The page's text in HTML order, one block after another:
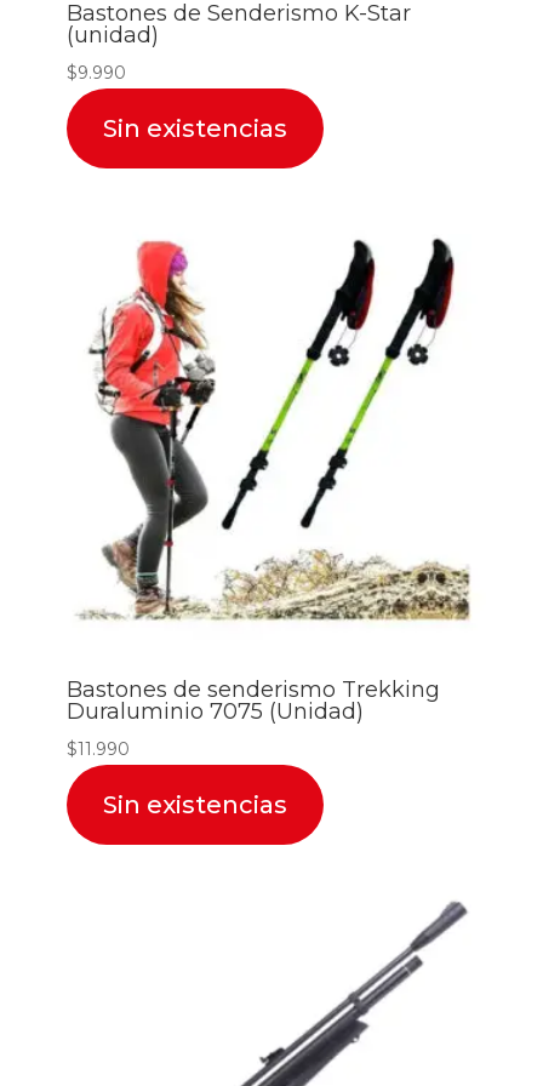
Bastones de Senderismo K-Star
(unidad)
$9.990
Sin existencias
Bastones de senderismo Trekking
Duraluminio 7075 (Unidad)
$11.990
Sin existencias